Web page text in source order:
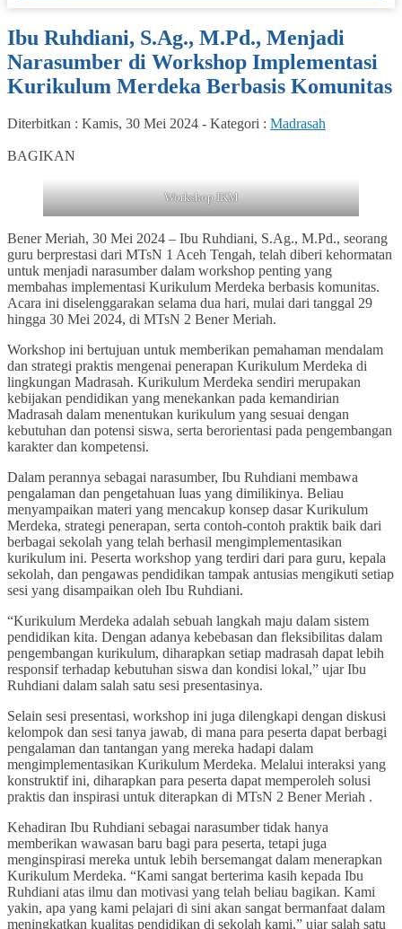
Ibu Ruhdiani, S.Ag., M.Pd., Menjadi
Narasumber di Workshop Implementasi
Kurikulum Merdeka Berbasis Komunitas
Diterbitkan : Kamis, 30 Mei 2024 - Kategori : Madrasah
BAGIKAN
Workshop IKM
Bener Meriah, 30 Mei 2024 – Ibu Ruhdiani, S.Ag., M.Pd., seorang
guru berprestasi dari MTsN 1 Aceh Tengah, telah diberi kehormatan
untuk menjadi narasumber dalam workshop penting yang
membahas implementasi Kurikulum Merdeka berbasis komunitas.
Acara ini diselenggarakan selama dua hari, mulai dari tanggal 29
hingga 30 Mei 2024, di MTsN 2 Bener Meriah.
Workshop ini bertujuan untuk memberikan pemahaman mendalam
dan strategi praktis mengenai penerapan Kurikulum Merdeka di
lingkungan Madrasah. Kurikulum Merdeka sendiri merupakan
kebijakan pendidikan yang menekankan pada kemandirian
Madrasah dalam menentukan kurikulum yang sesuai dengan
kebutuhan dan potensi siswa, serta berorientasi pada pengembangan
karakter dan kompetensi.
Dalam perannya sebagai narasumber, Ibu Ruhdiani membawa
pengalaman dan pengetahuan luas yang dimilikinya. Beliau
menyampaikan materi yang mencakup konsep dasar Kurikulum
Merdeka, strategi penerapan, serta contoh-contoh praktik baik dari
berbagai sekolah yang telah berhasil mengimplementasikan
kurikulum ini. Peserta workshop yang terdiri dari para guru, kepala
sekolah, dan pengawas pendidikan tampak antusias mengikuti setiap
sesi yang disampaikan oleh Ibu Ruhdiani.
“Kurikulum Merdeka adalah sebuah langkah maju dalam sistem
pendidikan kita. Dengan adanya kebebasan dan fleksibilitas dalam
pengembangan kurikulum, diharapkan setiap madrasah dapat lebih
responsif terhadap kebutuhan siswa dan kondisi lokal,” ujar Ibu
Ruhdiani dalam salah satu sesi presentasinya.
Selain sesi presentasi, workshop ini juga dilengkapi dengan diskusi
kelompok dan sesi tanya jawab, di mana para peserta dapat berbagi
pengalaman dan tantangan yang mereka hadapi dalam
mengimplementasikan Kurikulum Merdeka. Melalui interaksi yang
konstruktif ini, diharapkan para peserta dapat memperoleh solusi
praktis dan inspirasi untuk diterapkan di MTsN 2 Bener Meriah .
Kehadiran Ibu Ruhdiani sebagai narasumber tidak hanya
memberikan wawasan baru bagi para peserta, tetapi juga
menginspirasi mereka untuk lebih bersemangat dalam menerapkan
Kurikulum Merdeka. “Kami sangat berterima kasih kepada Ibu
Ruhdiani atas ilmu dan motivasi yang telah beliau bagikan. Kami
yakin, apa yang kami pelajari di sini akan sangat bermanfaat dalam
meningkatkan kualitas pendidikan di sekolah kami,” ujar salah satu